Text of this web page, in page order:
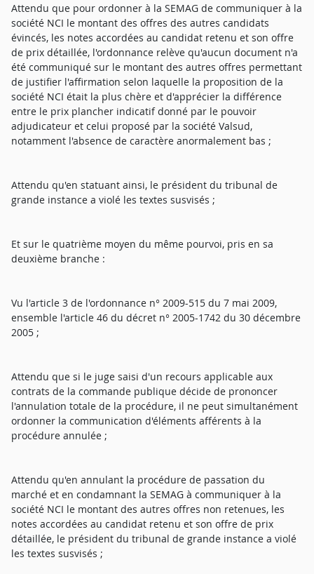
Attendu que pour ordonner à la SEMAG de communiquer à la
société NCI le montant des offres des autres candidats
évincés, les notes accordées au candidat retenu et son offre
de prix détaillée, l'ordonnance relève qu'aucun document n'a
été communiqué sur le montant des autres offres permettant
de justifier l'affirmation selon laquelle la proposition de la
société NCI était la plus chère et d'apprécier la différence
entre le prix plancher indicatif donné par le pouvoir
adjudicateur et celui proposé par la société Valsud,
notamment l'absence de caractère anormalement bas ;
Attendu qu'en statuant ainsi, le président du tribunal de
grande instance a violé les textes susvisés ;
Et sur le quatrième moyen du même pourvoi, pris en sa
deuxième branche :
Vu l'article 3 de l'ordonnance n° 2009-515 du 7 mai 2009,
ensemble l'article 46 du décret n° 2005-1742 du 30 décembre
2005 ;
Attendu que si le juge saisi d'un recours applicable aux
contrats de la commande publique décide de prononcer
l'annulation totale de la procédure, il ne peut simultanément
ordonner la communication d'éléments afférents à la
procédure annulée ;
Attendu qu'en annulant la procédure de passation du
marché et en condamnant la SEMAG à communiquer à la
société NCI le montant des autres offres non retenues, les
notes accordées au candidat retenu et son offre de prix
détaillée, le président du tribunal de grande instance a violé
les textes susvisés ;